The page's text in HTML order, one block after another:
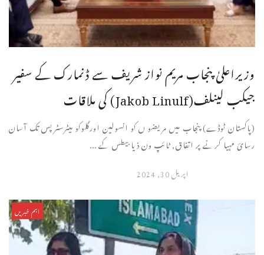
وزیراعلیٰ پنجاب مریم نواز شریف سے ڈنمارک کے سفیر
جیکب لینلف(Jakob Linulf) کی ملاقات
(پاکستان ٹوڈے) پنجاب میں مریضو ں کو انسولین اورگلوکو میٹرسٹرپس تک آسان
رسائ مہیا کرنے پر اتفاق, ٹائپ ون ذیا بیطس کے ...
اپریل 30, 2024
اہم خبریں